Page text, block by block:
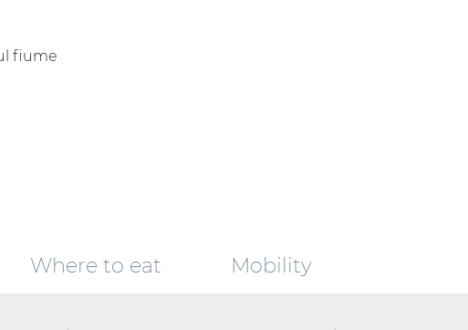
fiume
Where to eat Mobility